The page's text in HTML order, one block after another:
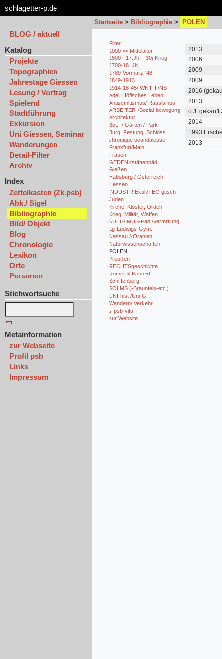
schlagetter-p.de
Startseite > Bibliographie > POLEN
BLOG / aktuell
Katalog
Projekte
Topographien
Jahrestage Giessen
Lesung / Vortrag
Spielend
Stadtführung
Exkursion
Uni Giessen, Seminar
Wanderungen
Detail-Filter
Archiv
Index
Zettelkasten (Zk.psb)
Abk./ Sigel
Bibliographie
Bild/ Objekt
Blog
Chronologie
Lexikon
Orte
Personen
Stichwortsuche
Metainformation
zur Webseite
Profil psb
Links
Impressum
Filter
1000 >< Mittelalter
1500 - 17.Jh. - 30j-Krieg
1700-18. Jh.
1789-Vormärz-'48
1849-1913
1914-18-45/ WK I-II /NS
Adel, Höfisches Leben
Antisemitismus/ Rassismus
ARBEITER-/Sozial-bewegung
Architektur
Bot.- / Garten / Park
Burg, Festung, Schloss
chronique scandaleuse
Frankfurt/Main
Frauen
GEDENKstättenpäd.
Gießen
Habsburg / Österreich
Hessen
INDUSTRIEkult/TEC-gesch
Juden
Kirche, Kloster, Orden
Krieg, Militär, Waffen
KULT-/ MUS-Päd./Vermittlung
Lg-Ludwigs-Gym.
Nassau /-Oranien
Naturwissenschaften
POLEN
Preußen
RECHTSgeschichte
Römer & Kontext
Schiffenberg
SOLMS (-Braunfels-etc.)
UNI-hist /Uni-GI
Wandern/ Verkehr
z-psb-vita
zur Website
2013
2006
2009
2009
2016
2013
o.J. gekauft
2014
1993
2013